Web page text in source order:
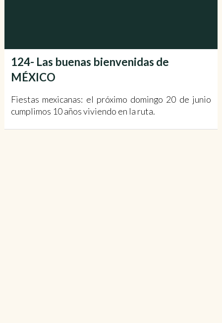
124- Las buenas bienvenidas de
MÉXICO
Fiestas mexicanas: el próximo domingo 20 de junio
cumplimos 10 años viviendo en la ruta.